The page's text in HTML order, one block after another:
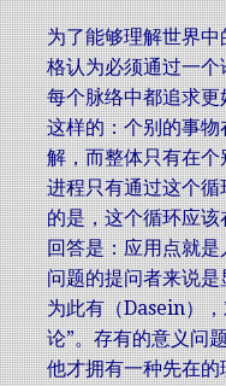
为了能够理解世界
格认为必须通过一
每个脉络中都追求
这样的：个别的事
解，而整体只有在
进程只有通过这个
的是，这个循环应
回答是：应用点就
问题的提问者来说
为此有（Dasein）
论”。存有的意义问
他才拥有一种先在